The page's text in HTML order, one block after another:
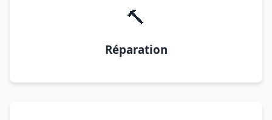
🔨
Réparation